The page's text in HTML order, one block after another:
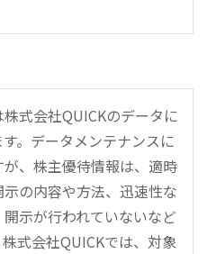
式会社QUICKのデータに
。データメンテナンスに
、株主優待情報は、適時
の内容や方法、迅速性な
示が行われていないなど
式会社QUICKでは、対象